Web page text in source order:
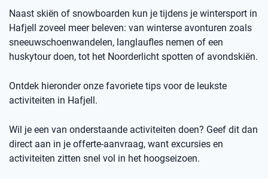
Naast skiën of snowboarden kun je tijdens je wintersport in
Hafjell zoveel meer beleven: van winterse avonturen zoals
sneeuwschoenwandelen, langlaufles nemen of een
huskytour doen, tot het Noorderlicht spotten of avondskiën.
Ontdek hieronder onze favoriete tips voor de leukste
activiteiten in Hafjell.
Wil je een van onderstaande activiteiten doen? Geef dit dan
direct aan in je offerte-aanvraag, want excursies en
activiteiten zitten snel vol in het hoogseizoen.